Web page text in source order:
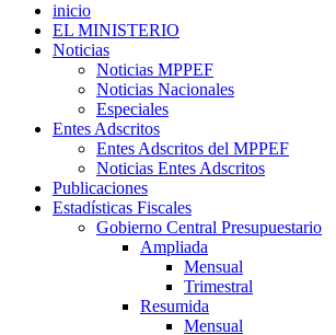
inicio
EL MINISTERIO
Noticias
Noticias MPPEF
Noticias Nacionales
Especiales
Entes Adscritos
Entes Adscritos del MPPEF
Noticias Entes Adscritos
Publicaciones
Estadísticas Fiscales
Gobierno Central Presupuestario
Ampliada
Mensual
Trimestral
Resumida
Mensual